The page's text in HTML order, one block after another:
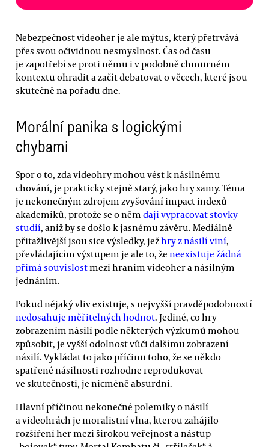
Nebezpečnost videoher je ale mýtus, který přetrvává
přes svou očividnou nesmyslnost. Čas od času
je zapotřebí se proti němu i v podobně chmurném
kontextu ohradit a začít debatovat o věcech, které jsou
skutečně na pořadu dne.
Morální panika s logickými
chybami
Spor o to, zda videohry mohou vést k násilnému
chování, je prakticky stejně starý, jako hry samy. Téma
je nekonečným zdrojem zvyšování impact indexů
akademiků, protože se o něm dají vypracovat stovky
studií, aniž by se došlo k jasnému závěru. Mediálně
přitažlivější jsou sice výsledky, ježhry z násilí viní,
převládajícím výstupem je ale to, že neexistuje žádná
přímá souvislostmezi hraním videoher a násilným
jednáním.
Pokud nějaký vliv existuje, s nejvyšší pravděpodobností
nedosahuje měřitelných hodnot. Jediné, co hry
zobrazením násilí podle některých výzkumů mohou
způsobit, je vyšší odolnost vůči dalšímu zobrazení
násilí. Vykládat to jako příčinu toho, že se někdo
spatřené násilnosti rozhodne reprodukovat
ve skutečnosti, je nicméně absurdní.
Hlavní příčinou nekonečné polemiky o násilí
a videohrách je moralistní vlna, kterou zahájilo
rozšíření her mezi širokou veřejnost a nástup